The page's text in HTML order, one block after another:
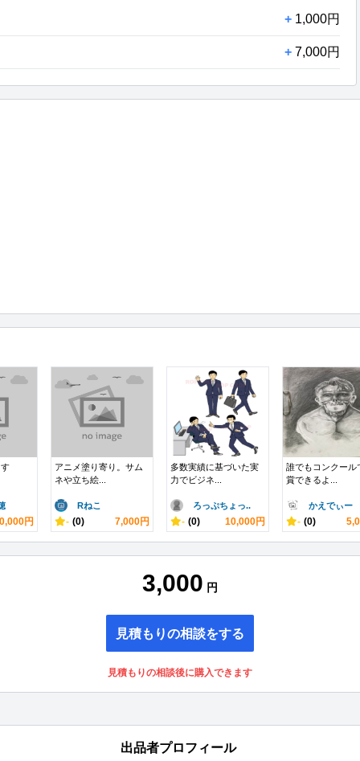
+ 1,000円
+ 7,000円
円
アニメ塗り寄り。サム
ネや立ち絵...
Rねこ
- (0) 7,000円
多数実績に基づいた実
力でビジネ...
ろっぷちょっ..
- (0) 10,000円
誰でもコンクール
賞できるよ...
かえでぃー
- (0)
3,000 円
見積もりの相談をする
見積もりの相談後に購入できます
出品者プロフィール